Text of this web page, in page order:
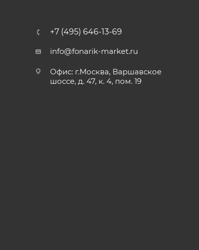
+7 (495) 646-13-69
info@fonarik-market.ru
Офис: г.Москва, Варшавское
шоссе, д. 47, к. 4, пом. 19